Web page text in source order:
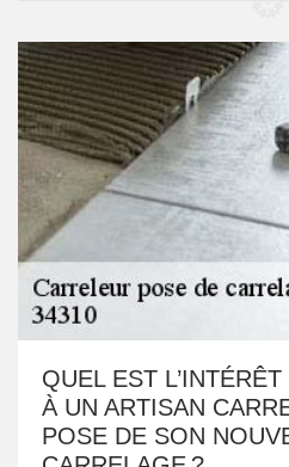
QUEL EST
À UN ARTISAN
POSE DE SON